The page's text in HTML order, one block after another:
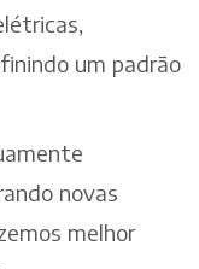
um padrão
novas
melhor